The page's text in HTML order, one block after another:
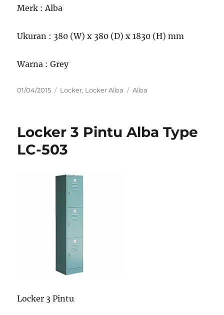
Merk : Alba
Ukuran : 380 (W) x 380 (D) x 1830 (H) mm
Warna : Grey
Posted
01/04/2015 Categories
Locker, Locker Alba Tags
Alba
Locker 3 Pintu Alba Type
LC-503
Locker 3 Pintu